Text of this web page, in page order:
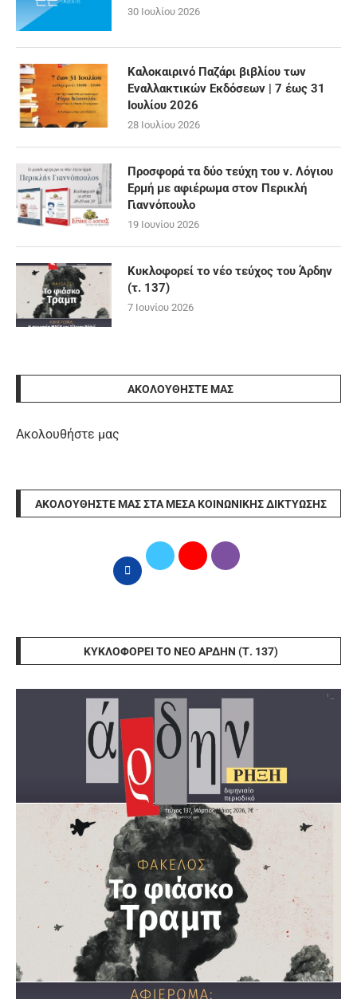
30 Ιουλίου 2026
Καλοκαιρινό Παζάρι βιβλίου των
Εναλλακτικών Εκδόσεων | 7 έως 31
Ιουλίου 2026
28 Ιουλίου 2026
Προσφορά τα δύο τεύχη του ν. Λόγιου
Ερμή με αφιέρωμα στον Περικλή
Γιαννόπουλο
19 Ιουνίου 2026
Κυκλοφορεί το νέο τεύχος του Άρδην
(τ. 137)
7 Ιουνίου 2026
ΑΚΟΛΟΥΘΉΣΤΕ ΜΑΣ
Ακολουθήστε μας
ΑΚΟΛΟΥΘΉΣΤΕ ΜΑΣ ΣΤΑ ΜΈΣΑ ΚΟΙΝΩΝΙΚΉΣ ΔΙΚΤΎΩΣΗΣ
ΚΥΚΛΟΦΟΡΕΊ ΤΟ ΝΈΟ ΆΡΔΗΝ (Τ. 137)